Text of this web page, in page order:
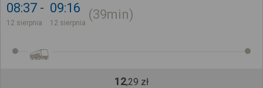
08:37
12 sierpnia
09:16
12 sierpnia
39min
12,29 zł